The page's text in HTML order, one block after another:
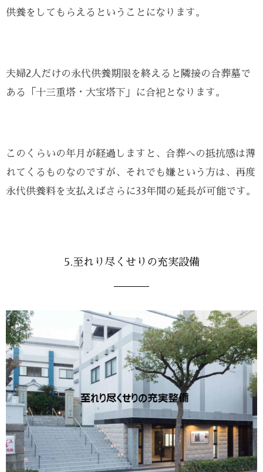
供養をしてもらえるということになります。
夫婦2人だけの永代供養期限を終えると隣接の合葬墓で
ある「十三重塔・大宝塔下」に合祀となります。
このくらいの年月が経過しますと、合葬への抵抗感は薄
れてくるものなのですが、それでも嫌という方は、再度
永代供養料を支払えばさらに33年間の延長が可能です。
5.至れり尽くせりの充実設備